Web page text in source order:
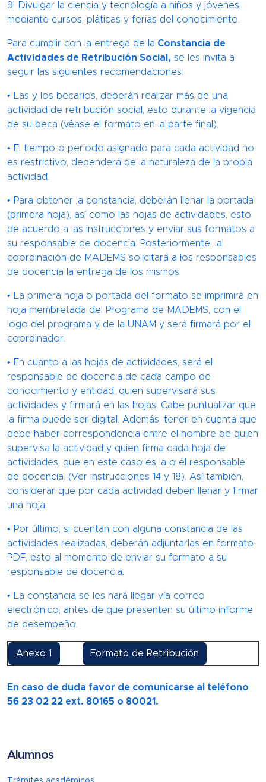
9. Divulgar la ciencia y tecnología a niños y jóvenes,
mediante cursos, pláticas y ferias del conocimiento.
Para cumplir con la entrega de la Constancia de
Actividades de Retribución Social, se les invita a
seguir las siguientes recomendaciones:
• Las y los becarios, deberán realizar más de una
actividad de retribución social, esto durante la vigencia
de su beca (véase el formato en la parte final).
• El tiempo o periodo asignado para cada actividad no
es restrictivo, dependerá de la naturaleza de la propia
actividad.
• Para obtener la constancia, deberán llenar la portada
(primera hoja), así como las hojas de actividades, esto
de acuerdo a las instrucciones y enviar sus formatos a
su responsable de docencia. Posteriormente, la
coordinación de MADEMS solicitará a los responsables
de docencia la entrega de los mismos.
• La primera hoja o portada del formato se imprimirá en
hoja membretada del Programa de MADEMS, con el
logo del programa y de la UNAM y será firmará por el
coordinador.
• En cuanto a las hojas de actividades, será el
responsable de docencia de cada campo de
conocimiento y entidad, quien supervisará sus
actividades y firmará en las hojas. Cabe puntualizar que
la firma puede ser digital. Además, tener en cuenta que
debe haber correspondencia entre el nombre de quien
supervisa la actividad y quien firma cada hoja de
actividades, que en este caso es la o él responsable
de docencia. (Ver instrucciones 14 y 18). Así también,
considerar que por cada actividad deben llenar y firmar
una hoja.
• Por último, si cuentan con alguna constancia de las
actividades realizadas, deberán adjuntarlas en formato
PDF, esto al momento de enviar su formato a su
responsable de docencia.
• La constancia se les hará llegar vía correo
electrónico, antes de que presenten su último informe
de desempeño.
Anexo 1 Formato de Retribución
En caso de duda favor de comunicarse al teléfono
56 23 02 22 ext. 80165 o 80021.
Alumnos